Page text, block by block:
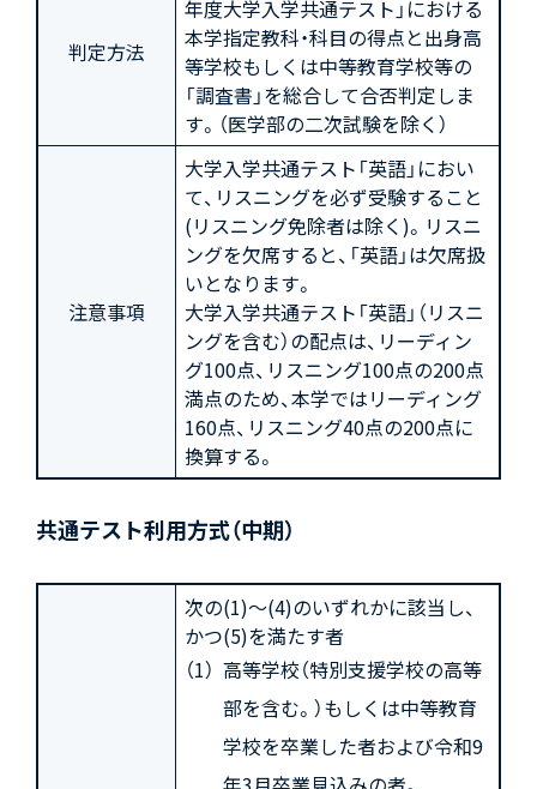
判定方法
年度大学入学共通テスト」における
本学指定教科・科目の得点と出身高
等学校もしくは中等教育学校等の
「調査書」を総合して合否判定しま
す。（医学部の二次試験を除く）
注意事項
大学入学共通テスト「英語」におい
て、リスニングを必ず受験すること
(リスニング免除者は除く)。リスニ
ングを欠席すると、「英語」は欠席扱
いとなります。
大学入学共通テスト「英語」（リスニ
ングを含む）の配点は、リーディン
グ100点、リスニング100点の200点
満点のため、本学ではリーディング
160点、リスニング40点の200点に
換算する。
共通テスト利用方式（中期）
次の(1)～(4)のいずれかに該当し、
かつ(5)を満たす者
高等学校（特別支援学校の高等
部を含む。）もしくは中等教育
学校を卒業した者および令和9